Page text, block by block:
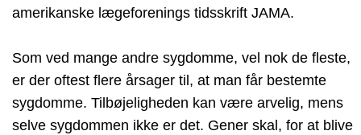
amerikanske lægeforenings tidsskrift JAMA.
Som ved mange andre sygdomme, vel nok de fleste,
er der oftest flere årsager til, at man får bestemte
sygdomme. Tilbøjeligheden kan være arvelig, mens
selve sygdommen ikke er det. Gener skal, for at blive